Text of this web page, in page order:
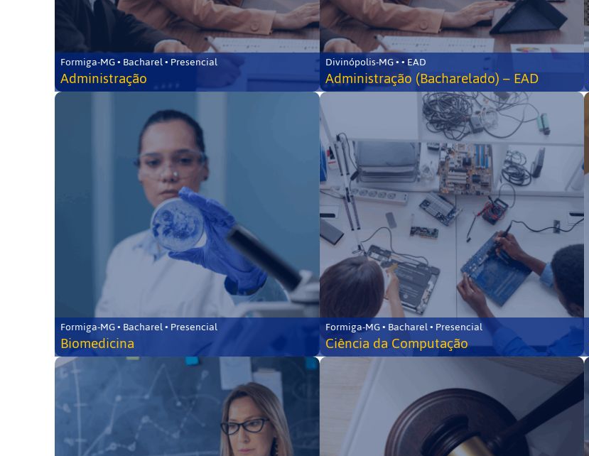
Formiga-MG • Bacharel • Presencial
Administração
Divinópolis-MG • • EAD
Administração (Bacharelado) – EAD
Formiga-MG • Bacharel • Presencial
Biomedicina
Formiga-MG • Bacharel • Presencial
Ciência da Computação